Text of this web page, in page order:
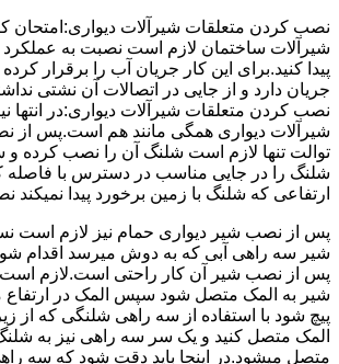
نصب کردن متعلقات شیرآلات
شیرآلات ساختمان لازم است نصبت به
پیدا کنید.برای این کار جریان آب را برقرار کرده
جریان دارد و از جایی در اتصالات آن نشتی
نصب کردن متعلقات شیرآلات دیواری:در انتها
شیرآلات دیواری همگی مانند هم است.پس از
توالت تنها لازم است شلنگ آن را نصب کرده و
شلنگ را در جایی مناسب در دسترس با فاصله
ارتفاعی که شلنگ با زمین برخورد پیدا نمیکند
پس از نصب شیر دیواری حمام نیز لازم است
شیر سه راهی آبی که به دوش میرسد اقدام
پس از نصب شیر آن کار راحتی است.لازم است
شیر به المک متصل شود سپس المک در
پیچ شود با استفاده از سه راهی شلنگی که از
المک متصل کنید و یک سر سه راهی نیز به
متصل میشود.در اینجا باید دقت شود که سه